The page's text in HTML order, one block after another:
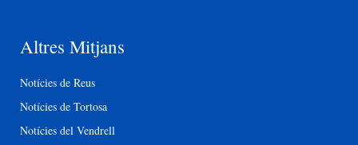
Altres Mitjans
Notícies de Reus
Notícies de Tortosa
Notícies del Vendrell